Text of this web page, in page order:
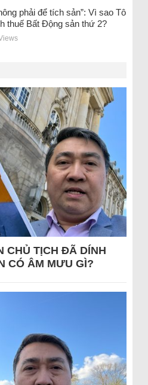
phải để tích sản”: Vì sao Tô
thuế Bất Động sản thứ 2?
CHỦ TỊCH ĐÃ DÍNH
CÓ ÂM MƯU GÌ?